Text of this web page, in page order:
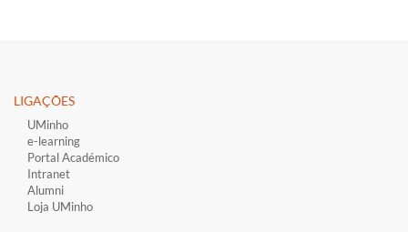
LIGAÇÕES​
UMinho
e-learning
Portal Académico
Intranet
Alumni
Loja UMinho